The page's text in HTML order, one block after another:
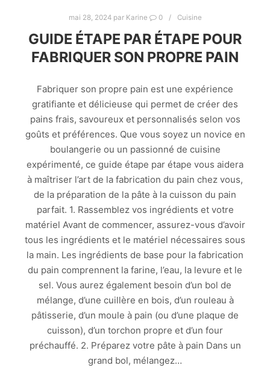
mai 28, 2024par Karine 0 Cuisine
GUIDE ÉTAPE PAR ÉTAPE POUR
FABRIQUER SON PROPRE PAIN
Fabriquer son propre pain est une expérience
gratifiante et délicieuse qui permet de créer des
pains frais, savoureux et personnalisés selon vos
goûts et préférences. Que vous soyez un novice en
boulangerie ou un passionné de cuisine
expérimenté, ce guide étape par étape vous aidera
à maîtriser l’art de la fabrication du pain chez vous,
de la préparation de la pâte à la cuisson du pain
parfait. 1. Rassemblez vos ingrédients et votre
matériel Avant de commencer, assurez-vous d’avoir
tous les ingrédients et le matériel nécessaires sous
la main. Les ingrédients de base pour la fabrication
du pain comprennent la farine, l’eau, la levure et le
sel. Vous aurez également besoin d’un bol de
mélange, d’une cuillère en bois, d’un rouleau à
pâtisserie, d’un moule à pain (ou d’une plaque de
cuisson), d’un torchon propre et d’un four
préchauffé. 2. Préparez votre pâte à pain Dans un
grand bol, mélangez…